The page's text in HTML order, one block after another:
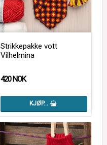
Strikkepakke vott
Vilhelmina
420 NOK
KJØP…